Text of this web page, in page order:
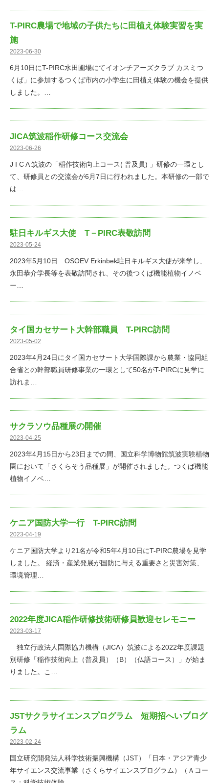
T-PIRC農場で地域の子供たちに田植え体験実習を実
施
2023-06-30
6月10日にT-PIRC水田圃場にてイオンチアーズクラブ カスミつ
くば」に参加するつくば市内の小学生に田植え体験の機会を提供
しました。…
JICA筑波稲作研修コース交流会
2023-06-26
J I C A 筑波の「稲作技術向上コース( 普及員) 」研修の一環とし
て、研修員との交流会が6月7日に行われました。本研修の一部で
は…
駐日キルギス大使 T－PIRC表敬訪問
2023-05-24
2023年5月10日 OSOEV Erkinbek駐日キルギス大使が来学し、
永田恭介学長等を表敬訪問され、その後つくば機能植物イノベ
ー…
タイ国カセサート大幹部職員 T-PIRC訪問
2023-05-02
2023年4月24日にタイ国カセサート大学国際課から農業・協同組
合省との幹部職員研修事業の一環として50名がT-PIRCに見学に
訪れま…
サクラソウ品種展の開催
2023-04-25
2023年4月15日から23日までの間、国立科学博物館筑波実験植物
園において「さくらそう品種展」が開催されました。つくば機能
植物イノベ…
ケニア国防大学一行 T-PIRC訪問
2023-04-19
ケニア国防大学より21名が令和5年4月10日にT-PIRC農場を見学
しました。 経済・産業発展が国防に与える重要さと災害対策、
環境管理…
2022年度JICA稲作研修技術研修員歓迎セレモニー
2023-03-17
独立行政法人国際協力機構（JICA）筑波による2022年度課題
別研修「稲作技術向上（普及員）（B）（仏語コース）」が始ま
りました。こ…
JSTサクラサイエンスプログラム 短期招へいプログ
ラム
2023-02-24
国立研究開発法人科学技術振興機構（JST）「日本・アジア青少
年サイエンス交流事業（さくらサイエンスプログラム）（Ａコー